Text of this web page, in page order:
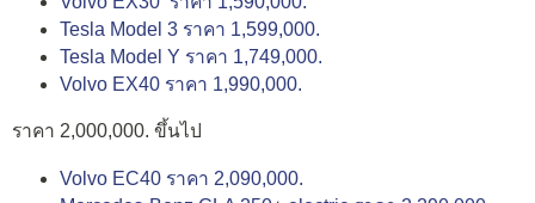
Tesla Model 3 ราคา 1,599,000.
Tesla Model Y ราคา 1,749,000.
Volvo EX40 ราคา 1,990,000.
ราคา 2,000,000. ขึ้นไป
Volvo EC40 ราคา 2,090,000.